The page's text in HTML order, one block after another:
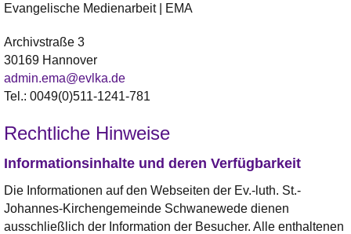
Evangelische Medienarbeit | EMA
Archivstraße 3
30169 Hannover
admin.ema@evlka.de
Tel.: 0049(0)511-1241-781
Rechtliche Hinweise
Informationsinhalte und deren Verfügbarkeit
Die Informationen auf den Webseiten der Ev.-luth. St.-
Johannes-Kirchengemeinde Schwanewede dienen
ausschließlich der Information der Besucher. Alle enthaltenen